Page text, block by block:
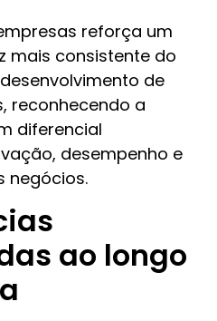
reforça um
mais consistente do
de
reconhecendo a
diferencial
desempenho e
negócios.
ao longo